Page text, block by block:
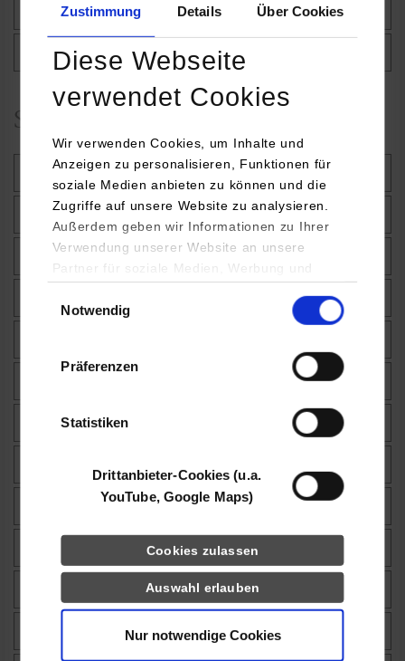
Zustimmung Details Über Cookies
Diese Webseite
verwendet Cookies
Wir verwenden Cookies, um Inhalte und
Anzeigen zu personalisieren, Funktionen für
soziale Medien anbieten zu können und die
Zugriffe auf unsere Website zu analysieren.
Außerdem geben wir Informationen zu Ihrer
Verwendung unserer Website an unsere
Partner für soziale Medien, Werbung und
YouTube, Google Maps) führen diese
Daten zusammen, die Sie ihnen bereitgestellt
haben oder die sie im Rahmen Ihrer Nutzung
Notwendig
Präferenzen
Statistiken
Drittanbieter-Cookies (u.a.
YouTube, Google Maps)
Cookies zulassen
Auswahl erlauben
Nur notwendige Cookies
Türkei
Ungarn
Study Abroad
Argentinien
Australien
China
Neuseeland